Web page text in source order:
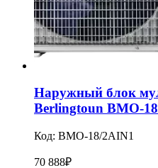
Наружный блок
Berlingtoun BMO-
Код: BMO-18/2AIN1
70 888₽